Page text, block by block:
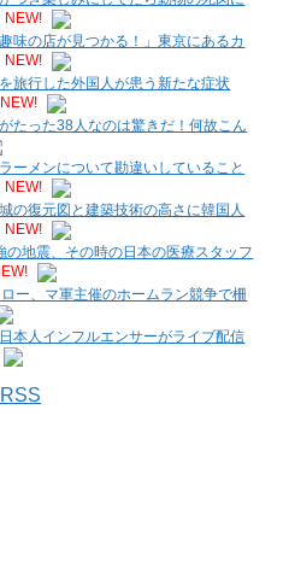
NEW!
味の店が見つかる！」東京にあるカ
NEW!
旅行した外国人が患う新たな症状
NEW!
たった38人なのは驚きだ！何故こん
ーメンについて勘違いしていること
NEW!
の復元図と建築技術の高さに韓国人
NEW!
の地震、その時の日本の医療スタッフ
ー、マ軍主催のホームラン競争で柵
本人インフルエンサーがライブ配信